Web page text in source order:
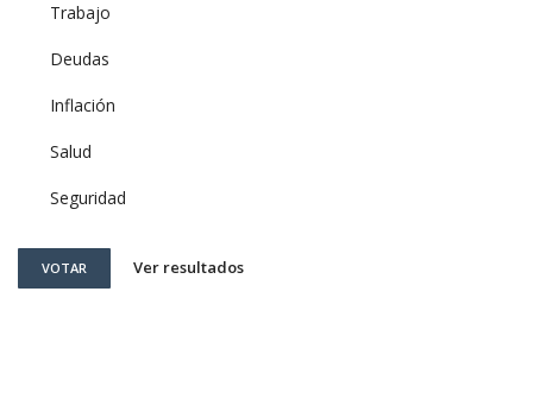
Trabajo
Deudas
Inflación
Salud
Seguridad
VOTAR Ver resultados